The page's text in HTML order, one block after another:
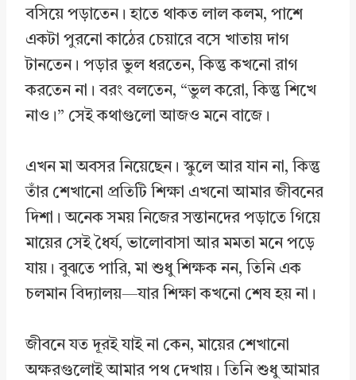
বসিয়ে পড়াতেন। হাতে থাকত লাল কলম, পাশে
একটা পুরনো কাঠের চেয়ারে বসে খাতায় দাগ
টানতেন। পড়ার ভুল ধরতেন, কিন্তু কখনো রাগ
করতেন না। বরং বলতেন, “ভুল করো, কিন্তু শিখে
নাও।” সেই কথাগুলো আজও মনে বাজে।
এখন মা অবসর নিয়েছেন। স্কুলে আর যান না, কিন্তু
তাঁর শেখানো প্রতিটি শিক্ষা এখনো আমার জীবনের
দিশা। অনেক সময় নিজের সন্তানদের পড়াতে গিয়ে
মায়ের সেই ধৈর্য, ভালোবাসা আর মমতা মনে পড়ে
যায়। বুঝতে পারি, মা শুধু শিক্ষক নন, তিনি এক
চলমান বিদ্যালয়—যার শিক্ষা কখনো শেষ হয় না।
জীবনে যত দূরই যাই না কেন, মায়ের শেখানো
অক্ষরগুলোই আমার পথ দেখায়। তিনি শুধু আমার